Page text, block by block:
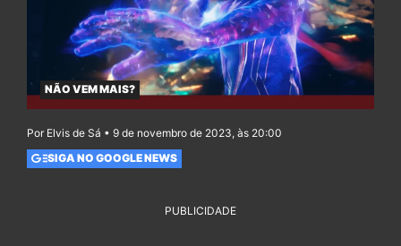
NÃO VEM MAIS?
Por Elvis de Sá • 9 de novembro de 2023, às 20:00
SIGA NO GOOGLE NEWS
PUBLICIDADE